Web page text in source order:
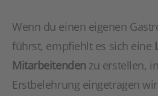
Wenn du einen eigenen
führst, empfiehlt es sich eine
Mitarbeitenden zu erstellen,
Erstbelehrung eingetragen